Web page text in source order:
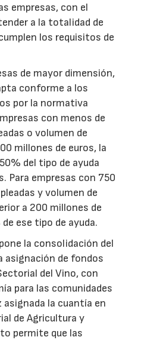
empresas, con el
a la totalidad de
los requisitos de
de mayor dimensión,
conforme a los
por la normativa
con menos de
o volumen de
millones de euros, la
del tipo de ayuda
Para empresas con 750
y volumen de
a 200 millones de
ese tipo de ayuda.
la consolidación del
asignación de fondos
del Vino, con
para las comunidades
la cuantía en
de Agricultura y
permite que las